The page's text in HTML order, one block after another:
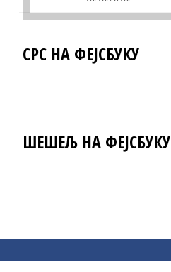
СРС НА ФЕЈСБУКУ
ШЕШЕЉ НА ФЕЈСБУКУ